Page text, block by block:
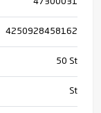
4250928458162
50 St
St